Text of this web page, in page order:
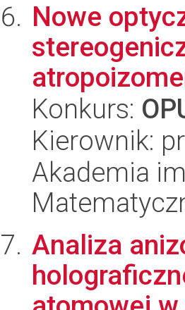
Nowe
Konkurs:
Kierownik:
Akademia
Analiza